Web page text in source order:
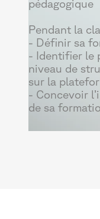
pédagogique
Pendant la
- Définir sa
- Identifier le
niveau de
sur la
- Concevoir
de sa